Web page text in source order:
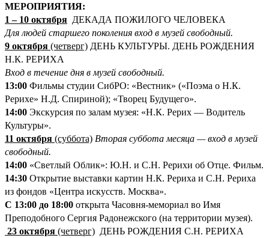
МЕРОПРИЯТИЯ:
1–10 октября ДЕКАДА ПОЖИЛОГО ЧЕЛОВЕКА
Для людей старшего поколения вход в музей свободный.
9 октября (четверг) ДЕНЬ КУЛЬТУРЫ. ДЕНЬ РОЖДЕНИЯ
Н.К. РЕРИХА
Вход в течение дня в музей свободный.
13:00 Фильмы студии СибРО: «Вестник» («Поэма о Н.К.
Рерихе» Н.Д. Спириной); «Творец Будущего».
14:00 Экскурсия по залам музея: «Н.К. Рерих — Водитель
Культуры».
11 октября (суббота) Вторая суббота месяца — вход в музей
свободный.
14:00 «Светлый Облик»: Ю.Н. и С.Н. Рерихи об Отце. Фильм.
14:30 Открытие выставки картин Н.К. Рериха и С.Н. Рериха
из фондов «Центра искусств. Москва».
С 13:00 до 18:00 открыта Часовня-мемориал во Имя
Преподобного Сергия Радонежского (на территории музея).
23 октября (четверг) ДЕНЬ РОЖДЕНИЯ С.Н. РЕРИХА